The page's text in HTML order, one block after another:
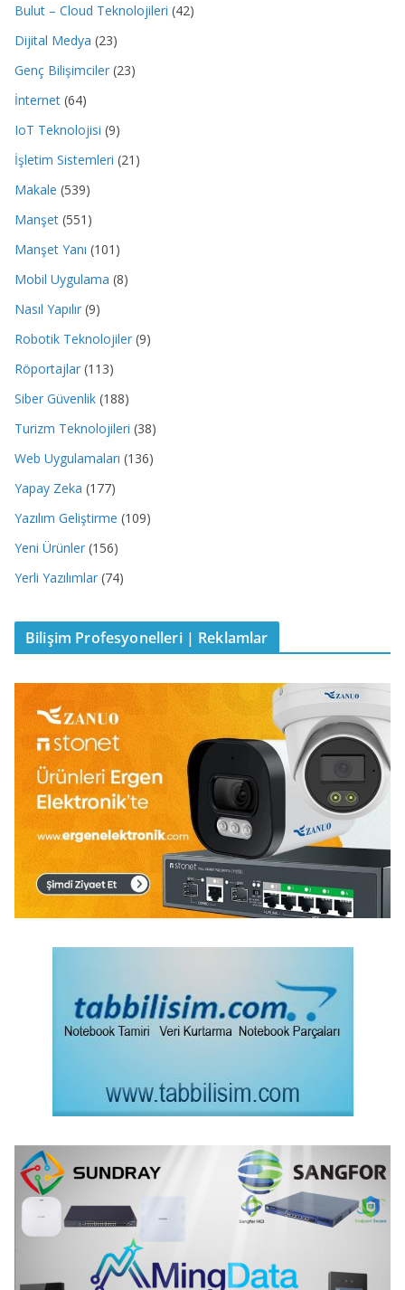
Bulut – Cloud Teknolojileri (42)
Dijital Medya (23)
Genç Bilişimciler (23)
İnternet (64)
IoT Teknolojisi (9)
İşletim Sistemleri (21)
Makale (539)
Manşet (551)
Manşet Yanı (101)
Mobil Uygulama (8)
Nasıl Yapılır (9)
Robotik Teknolojiler (9)
Röportajlar (113)
Siber Güvenlik (188)
Turizm Teknolojileri (38)
Web Uygulamaları (136)
Yapay Zeka (177)
Yazılım Geliştirme (109)
Yeni Ürünler (156)
Yerli Yazılımlar (74)
Bilişim Profesyonelleri | Reklamlar